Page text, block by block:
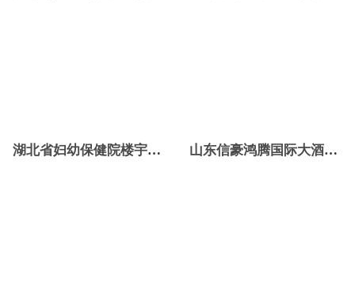
湖北省妇幼保健院楼宇智能化系统项目 山东信豪鸿腾国际大酒店楼宇控制系统项目